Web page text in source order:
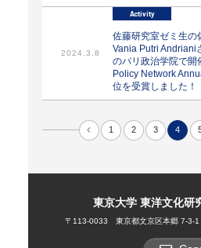
2024.3.8
Activity
佐藤研究室ゼミ生の
Vania Putri Andriani
のパリ政治学院で
Policy Network
位を受賞しました！
1 2 3 4
東京大学 東洋文化研
〒113-0033 東京都文京区本郷 7-3-1